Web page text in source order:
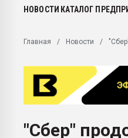
Вакуум-формовочные машины:
28.07.2026 Автоматизация выходит на
первый план в переработке
пластмасс
ситуацией на строительном рынке
НОВОСТИ КАТАЛОГ
Главная Новости
"Сбер"